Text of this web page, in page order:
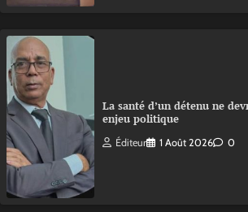
La santé d’un détenu ne
enjeu politique
Éditeur 1 Août 2026 0